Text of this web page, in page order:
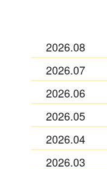
2026.08
2026.07
2026.06
2026.05
2026.04
2026.03